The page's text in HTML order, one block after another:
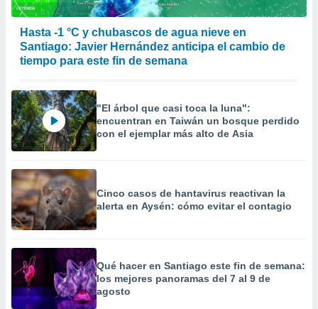
Hasta -1 °C y chubascos de agua nieve en
Santiago: Javier Hernández anticipa el cambio de
tiempo para este fin de semana
"El árbol que casi toca la luna":
encuentran en Taiwán un bosque perdido
con el ejemplar más alto de Asia
Cinco casos de hantavirus reactivan la
alerta en Aysén: cómo evitar el contagio
Qué hacer en Santiago este fin de semana:
los mejores panoramas del 7 al 9 de
agosto